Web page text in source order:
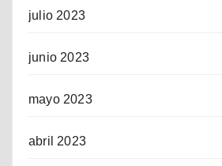
julio 2023
junio 2023
mayo 2023
abril 2023